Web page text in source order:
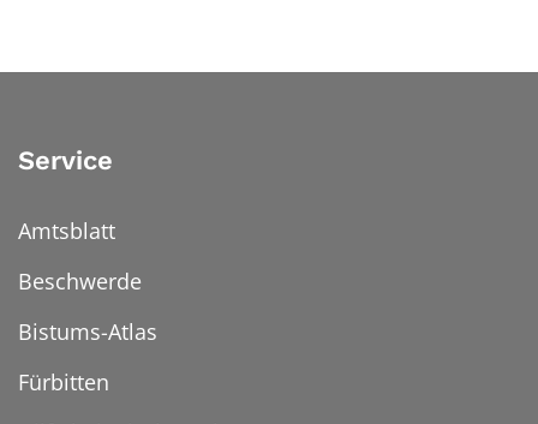
Service
Amtsblatt
Beschwerde
Bistums-Atlas
Fürbitten